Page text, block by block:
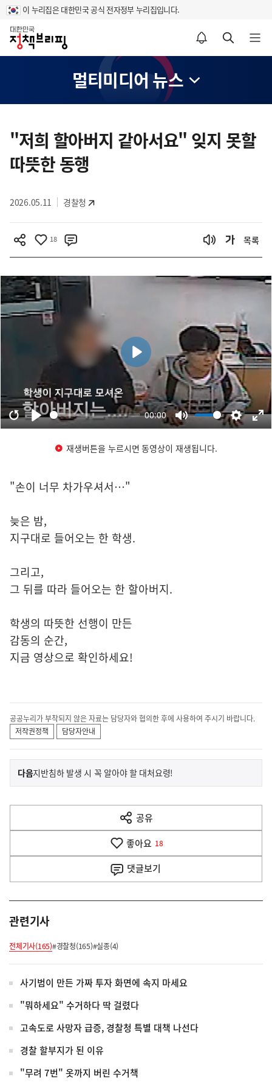
이 누리집은 대한민국 공식 전자정부 누리집입니다.
홈
알림설정 바로가기 검색 바로가기 메뉴 열기
멀티미디어 뉴스
텐
영
"저희 할아버지 같아서요" 잊지 못할
따뜻한 동행
2026.05.11 경찰청
18 목록
재생버튼을 누르시면 동영상이 재생됩니다.
"손이 너무 차가우셔서…"
늦은 밤,
지구대로 들어오는 한 학생.
그리고,
그 뒤를 따라 들어오는 한 할아버지.
학생의 따뜻한 선행이 만든
감동의 순간,
지금 영상으로 확인하세요!
공공누리가 부착되지 않은 자료는 담당자와 협의한 후에 사용하여 주시기 바랍니다.
저작권정책
담당자안내
이
전
다
음
다음기
사
지반침하 발생 시 꼭 알아야 할 대처요령!
공유
열
기
좋아요 18
댓글보기
관련기사
전체기사(165)#경찰청(165)#실종(4)
사기범이 만든 가짜 투자 화면에 속지 마세요
"뭐하세요" 수거하다 딱 걸렸다
고속도로 사망자 급증, 경찰청 특별 대책 나선다
경찰 할부지가 된 이유
"무려 7번" 옷까지 버린 수거책